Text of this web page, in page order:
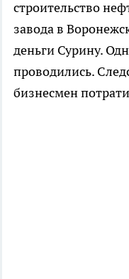
строительство
завода в
деньги Сурину.
проводились.
бизнесмен